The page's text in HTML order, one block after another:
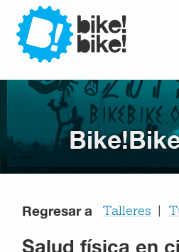
Regresar a Talleres
Salud física en